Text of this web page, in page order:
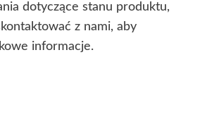
dotyczące stanu produktu,
z nami, aby
informacje.